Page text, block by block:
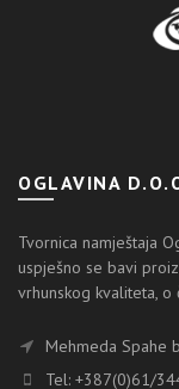
OGLAVINA
Tvornica namještaja
uspješno se bavi
vrhunskog kvaliteta,
Mehmeda Spahe
Tel: +387(0)61/